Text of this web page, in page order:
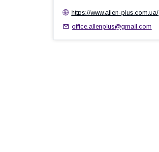
https://www.allen-plus.com.ua/
office.allenplus@gmail.com